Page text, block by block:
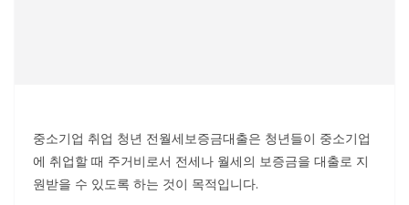
중소기업 취업 청년 전월세보증금대출은 청년들이 중소기업
에 취업할 때 주거비로서 전세나 월세의 보증금을 대출로 지
원받을 수 있도록 하는 것이 목적입니다.